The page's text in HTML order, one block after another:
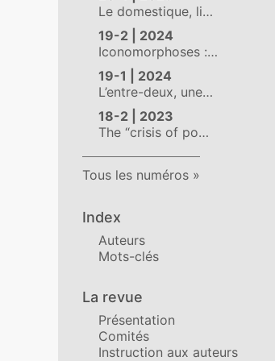
Le domestique, li…
19-2 | 2024
Iconomorphoses :…
19-1 | 2024
L’entre-deux, une…
18-2 | 2023
The “crisis of po…
Tous les numéros
Index
Auteurs
Mots-clés
La revue
Présentation
Comités
Instruction aux auteurs